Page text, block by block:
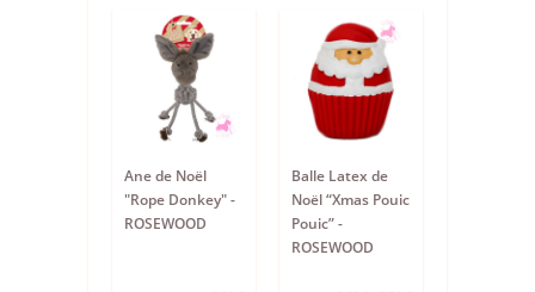
Ane de Noël
"Rope Donkey" -
ROSEWOOD
Balle Latex de
Noël “Xmas Pouic
Pouic” -
ROSEWOOD